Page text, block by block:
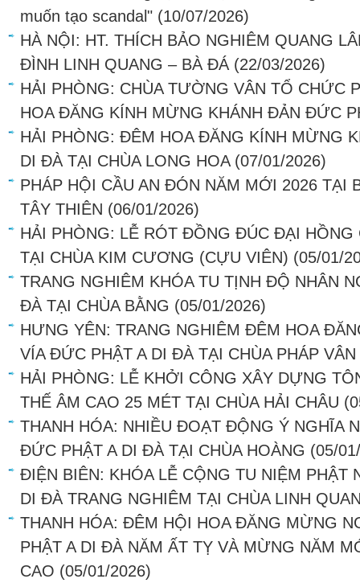
muốn tạo scandal" (10/07/2026)
HÀ NỘI: HT. THÍCH BẢO NGHIÊM QUANG
ĐÌNH LINH QUANG – BÀ ĐÁ (22/03/2026)
HẢI PHÒNG: CHÙA TƯỜNG VÂN TỔ CHỨC
HOA ĐĂNG KÍNH MỪNG KHÁNH ĐẢN ĐỨC
HẢI PHÒNG: ĐÊM HOA ĐĂNG KÍNH MỪNG
DI ĐÀ TẠI CHÙA LONG HOA (07/01/2026)
PHÁP HỘI CẦU AN ĐÓN NĂM MỚI 2026 TẠI
TÂY THIÊN (06/01/2026)
HẢI PHÒNG: LỄ RÓT ĐỒNG ĐÚC ĐẠI HỒNG
TẠI CHÙA KIM CƯƠNG (CỰU VIÊN) (05/01/
TRANG NGHIÊM KHÓA TU TỊNH ĐỘ NHÂN
ĐÀ TẠI CHÙA BẰNG (05/01/2026)
HƯNG YÊN: TRANG NGHIÊM ĐÊM HOA
VÍA ĐỨC PHẬT A DI ĐÀ TẠI CHÙA PHÁP VÂN
HẢI PHÒNG: LỄ KHỞI CÔNG XÂY DỰNG
THẾ ÂM CAO 25 MÉT TẠI CHÙA HẢI CHÂU
THANH HÓA: NHIỀU ĐOẠT ĐỘNG Ý NGHĨA
ĐỨC PHẬT A DI ĐÀ TẠI CHÙA HOÀNG (05/
ĐIỆN BIÊN: KHÓA LỄ CỘNG TU NIỆM PHẬT
DI ĐÀ TRANG NGHIÊM TẠI CHÙA LINH
THANH HÓA: ĐÊM HỘI HOA ĐĂNG MỪNG
PHẬT A DI ĐÀ NĂM ẤT TỴ VÀ MỪNG NĂM
CAO (05/01/2026)